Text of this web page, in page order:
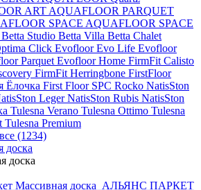
ART AQUAFLOOR PARQUET
SPACE AQUAFLOOR SPACE
Betta Studio Betta Villa Betta Chalet
Click Evofloor Evo Life Evofloor
Parquet Evofloor Home FirmFit Calisto
FirmFit Herringbone FirstFloor
Ёлочка First Floor SPC Rocko NatisSton
LegerNatisSton Rubis NatisSton
Tulesna Verano Tulesna Ottimo Tulesna
Tulesna Premium
(1234)
доска
доска
Массивная доска АЛЬЯНС ПАРКЕТ